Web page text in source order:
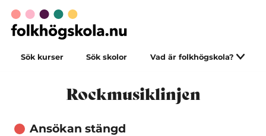
Sök kurser Sök skolor Vad är folkhögskola?
Rockmusiklinjen
Ansökan stängd